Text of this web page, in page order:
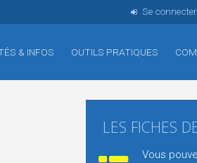
Se connecter
& INFOS OUTILS PRATIQUES
LES FICHES
Vous